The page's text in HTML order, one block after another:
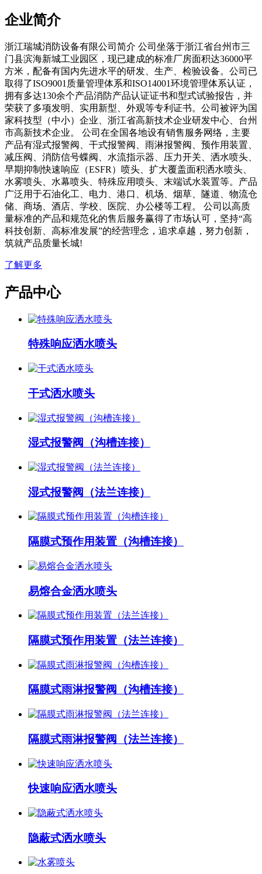
企业简介
浙江瑞城消防设备有限公司简介 公司坐落于浙江省台州市三
门县滨海新城工业园区，现已建成的标准厂房面积达36000平
方米，配备有国内先进水平的研发、生产、检验设备。公司已
取得了ISO9001质量管理体系和ISO14001环境管理体系认证，
拥有多达130余个产品消防产品认证证书和型式试验报告，并
荣获了多项发明、实用新型、外观等专利证书。公司被评为国
家科技型（中小）企业、浙江省高新技术企业研发中心、台州
市高新技术企业。 公司在全国各地设有销售服务网络，主要
产品有湿式报警阀、干式报警阀、雨淋报警阀、预作用装置、
减压阀、消防信号蝶阀、水流指示器、压力开关、洒水喷头、
早期抑制快速响应（ESFR）喷头、扩大覆盖面积洒水喷头、
水雾喷头、水幕喷头、特殊应用喷头、末端试水装置等。产品
广泛用于石油化工、电力、港口、机场、烟草、隧道、物流仓
储、商场、酒店、学校、医院、办公楼等工程。 公司以高质
量标准的产品和规范化的售后服务赢得了市场认可，坚持“高
科技创新、高标准发展”的经营理念，追求卓越，努力创新，
筑就产品质量长城!
了解更多
产品中心
特殊响应洒水喷头
干式洒水喷头
湿式报警阀（沟槽连接）
湿式报警阀（法兰连接）
隔膜式预作用装置（沟槽连接）
易熔合金洒水喷头
隔膜式预作用装置（法兰连接）
隔膜式雨淋报警阀（沟槽连接）
隔膜式雨淋报警阀（法兰连接）
快速响应洒水喷头
隐蔽式洒水喷头